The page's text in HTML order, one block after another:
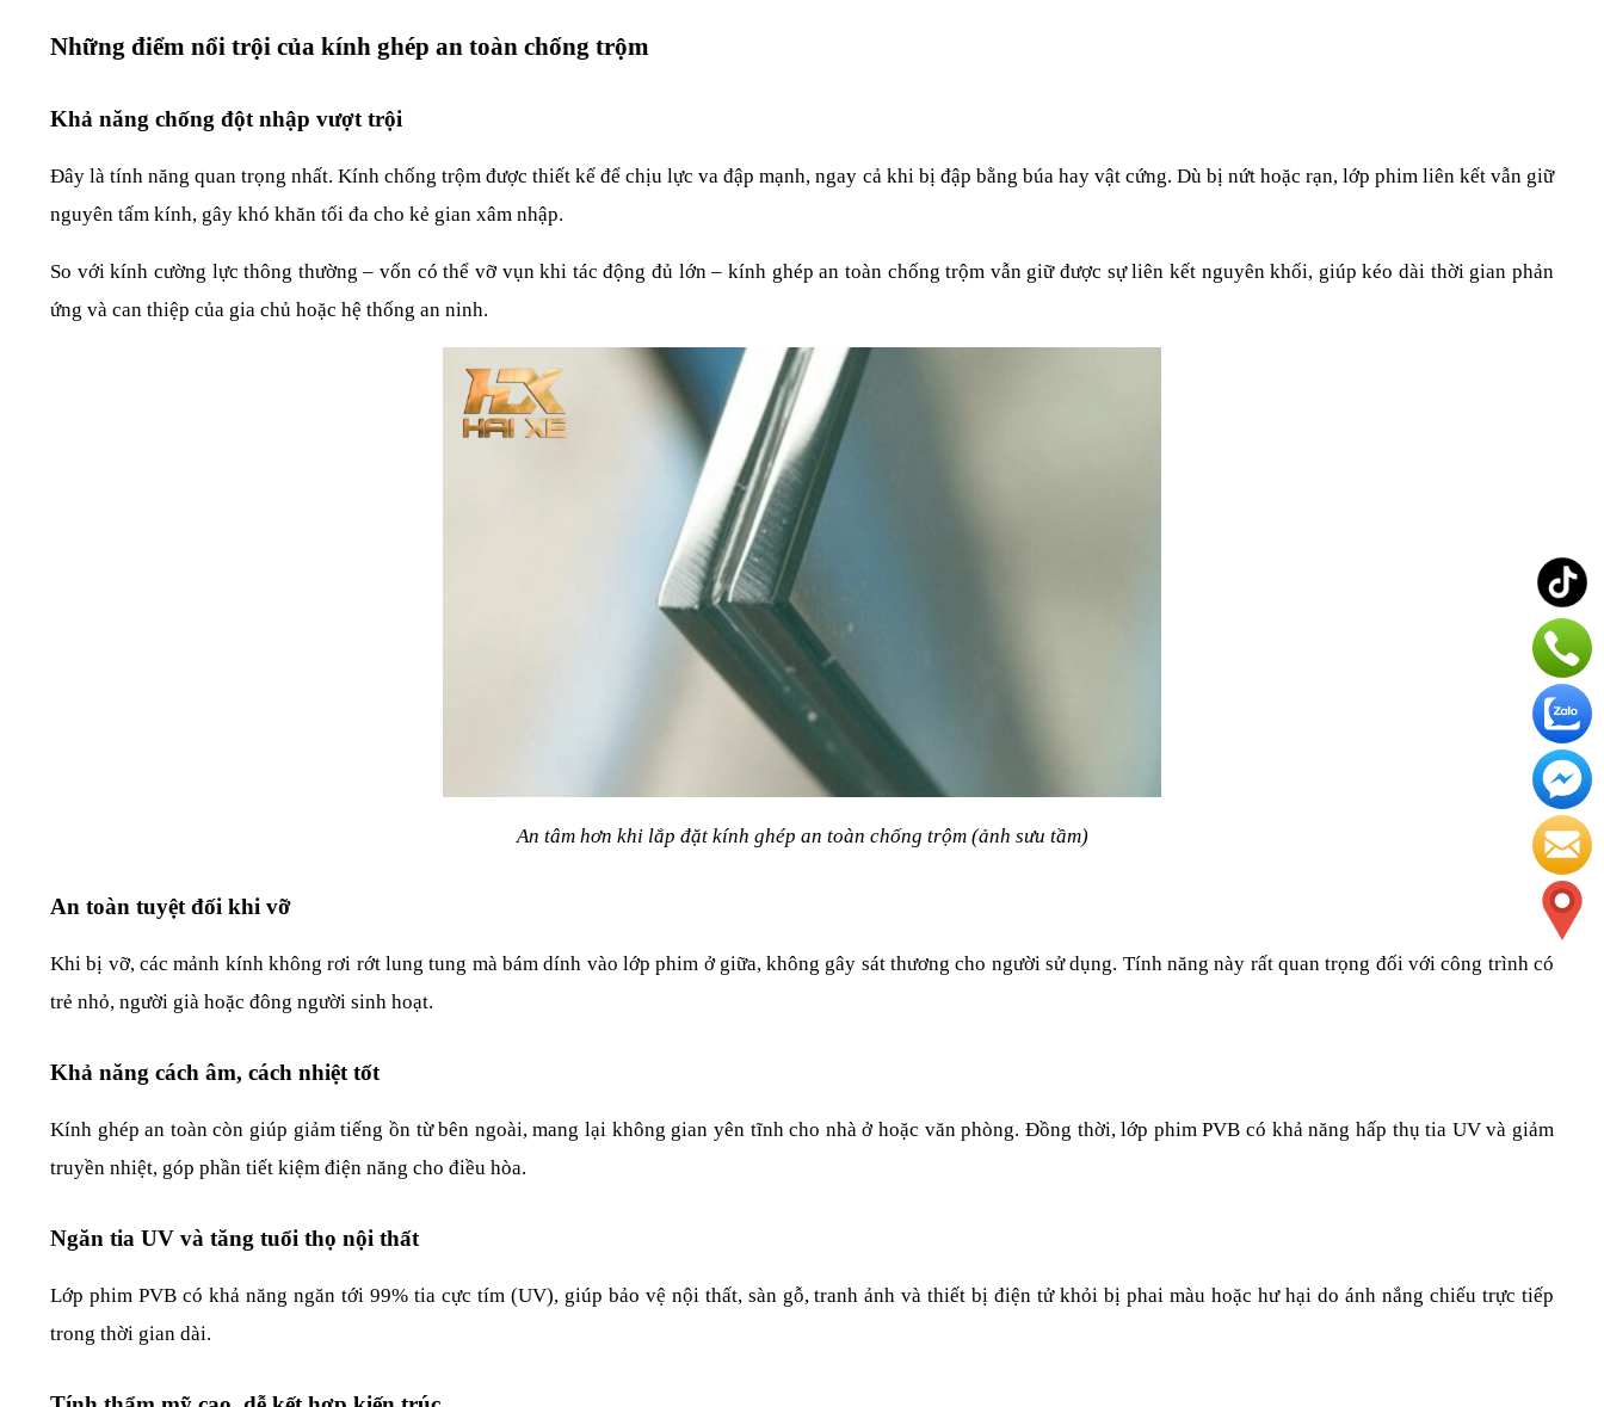
Những điểm nổi trội của kính ghép an toàn chống trộm
Khả năng chống đột nhập vượt trội
Đây là tính năng quan trọng nhất. Kính chống trộm được thiết kế để chịu lực va đập mạnh, ngay cả khi bị đập bằng búa hay vật cứng. Dù bị nứt hoặc rạn, lớp phim liên kết vẫn giữ
nguyên tấm kính, gây khó khăn tối đa cho kẻ gian xâm nhập.
So với kính cường lực thông thường – vốn có thể vỡ vụn khi tác động đủ lớn – kính ghép an toàn chống trộm vẫn giữ được sự liên kết nguyên khối, giúp kéo dài thời gian phản
ứng và can thiệp của gia chủ hoặc hệ thống an ninh.
An tâm hơn khi lắp đặt kính ghép an toàn chống trộm (ảnh sưu tầm)
An toàn tuyệt đối khi vỡ
Khi bị vỡ, các mảnh kính không rơi rớt lung tung mà bám dính vào lớp phim ở giữa, không gây sát thương cho người sử dụng. Tính năng này rất quan trọng đối với công trình có
trẻ nhỏ, người già hoặc đông người sinh hoạt.
Khả năng cách âm, cách nhiệt tốt
Kính ghép an toàn còn giúp giảm tiếng ồn từ bên ngoài, mang lại không gian yên tĩnh cho nhà ở hoặc văn phòng. Đồng thời, lớp phim PVB có khả năng hấp thụ tia UV và giảm
truyền nhiệt, góp phần tiết kiệm điện năng cho điều hòa.
Ngăn tia UV và tăng tuổi thọ nội thất
Lớp phim PVB có khả năng ngăn tới 99% tia cực tím (UV), giúp bảo vệ nội thất, sàn gỗ, tranh ảnh và thiết bị điện tử khỏi bị phai màu hoặc hư hại do ánh nắng chiếu trực tiếp
trong thời gian dài.